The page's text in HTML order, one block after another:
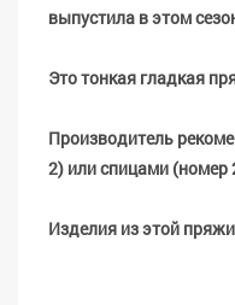
выпустила в этом
Это тонкая гладкая
Производитель
2) или спицами (номер
Изделия из этой